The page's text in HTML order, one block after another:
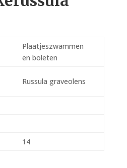
Plaatjeszwammen
en boleten
Russula graveolens
14